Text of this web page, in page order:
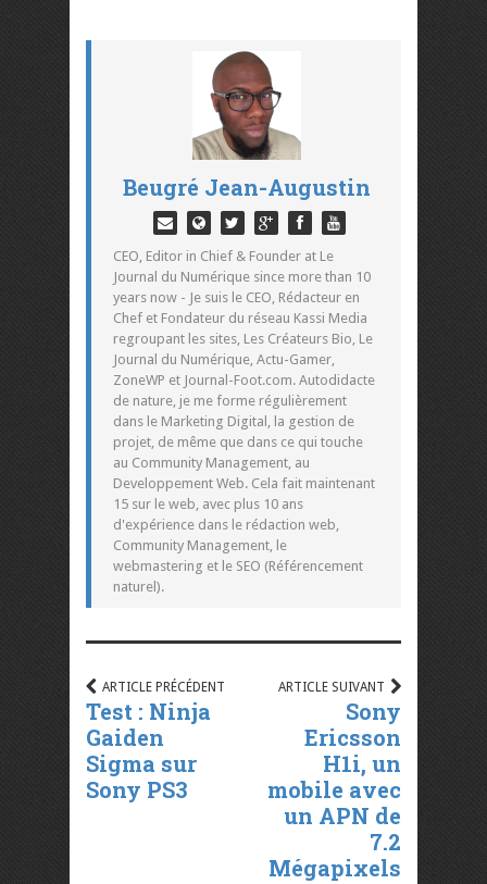
Beugré Jean-Augustin
CEO, Editor in Chief & Founder at Le
Journal du Numérique since more than 10
years now - Je suis le CEO, Rédacteur en
Chef et Fondateur du réseau Kassi Media
regroupant les sites, Les Créateurs Bio, Le
Journal du Numérique, Actu-Gamer,
ZoneWP et Journal-Foot.com. Autodidacte
de nature, je me forme régulièrement
dans le Marketing Digital, la gestion de
projet, de même que dans ce qui touche
au Community Management, au
Developpement Web. Cela fait maintenant
15 sur le web, avec plus 10 ans
d'expérience dans le rédaction web,
Community Management, le
webmastering et le SEO (Référencement
naturel).
ARTICLE PRÉCÉDENT
Test : Ninja
Gaiden
Sigma sur
Sony PS3
ARTICLE SUIVANT
Sony
Ericsson
H1i, un
mobile avec
un APN de
7.2
Mégapixels